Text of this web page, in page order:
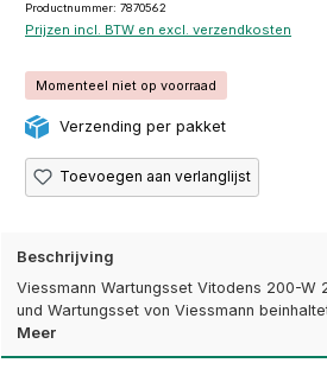
Productnummer: 7870562
Prijzen incl. BTW en excl. verzendkosten
Momenteel niet op voorraad
Verzending per pakket
Toevoegen aan verlanglijst
Beschrijving
Viessmann Wartungsset Vitodens 200-
und Wartungsset von Viessmann
Meer